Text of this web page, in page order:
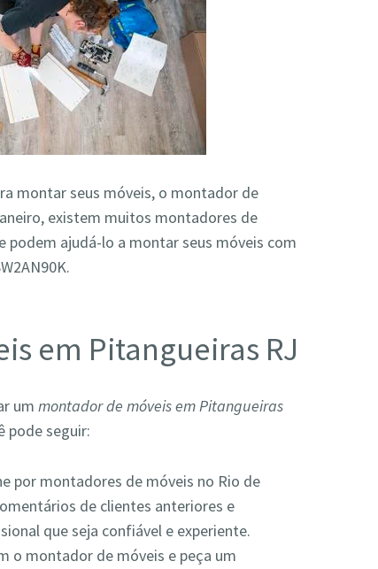
montar seus móveis, o montador de
existem muitos montadores de
podem ajudá-lo a montar seus móveis com
em Pitangueiras RJ
ummontador de móveis em Pitangueiras
pode seguir:
por montadores de móveis no Rio de
de clientes anteriores e
que seja confiável e experiente.
o montador de móveis e peça um